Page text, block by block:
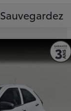
Sauvegardez